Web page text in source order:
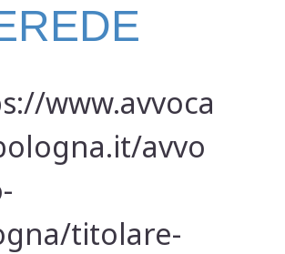
www.avvoca
avvo
titolare-